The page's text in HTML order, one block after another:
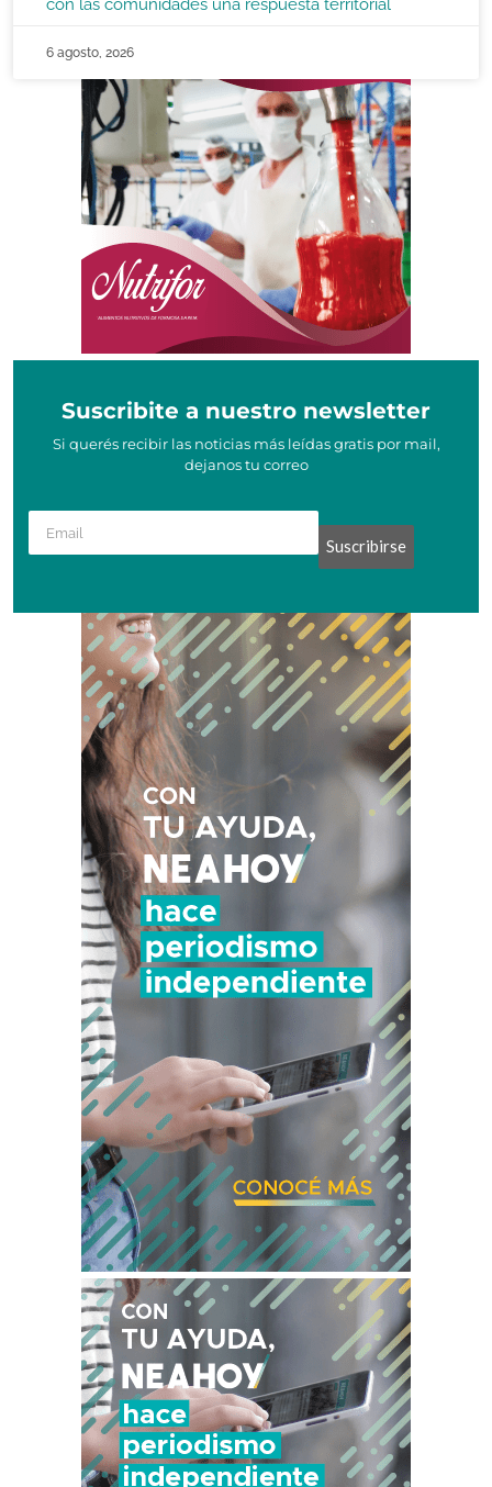
6 agosto, 2026
Suscribite a nuestro newsletter
Si querés recibir las noticias más leídas gratis por mail,
dejanos tu correo
Suscribirse